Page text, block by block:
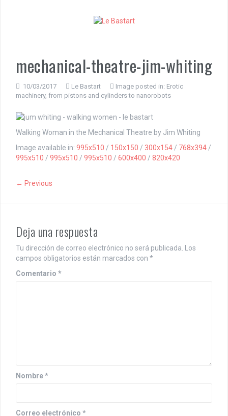
mechanical-theatre-jim-whiting
10/03/2017 Le Bastart Image posted in: Erotic
machinery, from pistons and cylinders to nanorobots
Walking Woman in the Mechanical Theatre by Jim Whiting
Image available in: 995x510 / 150x150 / 300x154 / 768x394 /
995x510 / 995x510 / 995x510 / 600x400 / 820x420
← Previous
Deja una respuesta
Tu dirección de correo electrónico no será publicada. Los
campos obligatorios están marcados con *
Comentario *
Nombre*
Correo electrónico *